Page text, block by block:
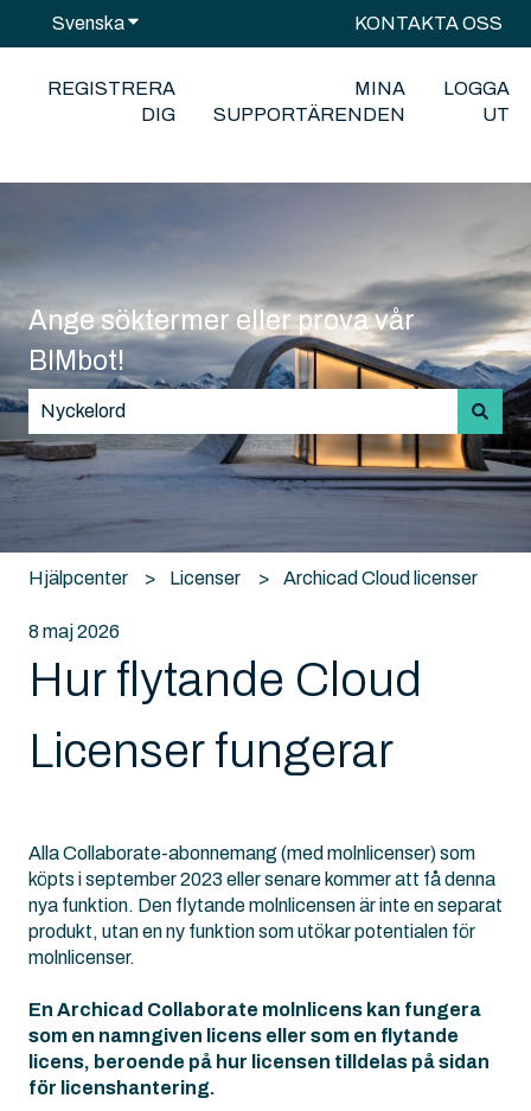
SvenskaVisa undermenyer för översättningarKONTAKTA OSS
REGISTRERA
DIG
MINA
SUPPORTÄRENDEN
LOGGA
UT
Ange söktermer eller prova vår
BIMbot!
Det finns inga förslag eftersom sökfältet är tomt.
Hjälpcenter Licenser Archicad Cloud licenser
8 maj 2026
Hur flytande Cloud
Licenser fungerar
Alla Collaborate-abonnemang (med molnlicenser) som
köpts i september 2023 eller senare kommer att få denna
nya funktion. Den flytande molnlicensen är inte en separat
produkt, utan en ny funktion som utökar potentialen för
molnlicenser.
En Archicad Collaborate molnlicens kan fungera
som en namngiven licens eller som en flytande
licens, beroende på hur licensen tilldelas på sidan
för licenshantering.